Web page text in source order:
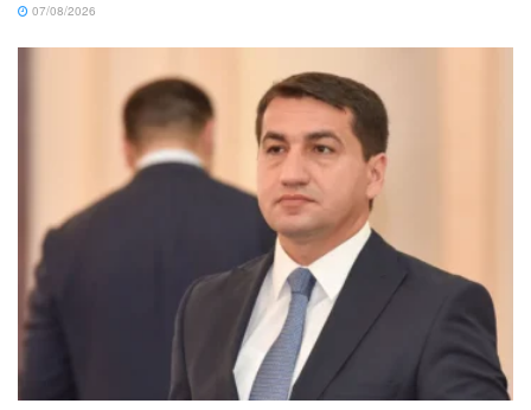
07/08/2026